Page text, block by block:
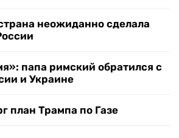
неожиданно сделала
папа римский обратился с
и Украине
план Трампа по Газе